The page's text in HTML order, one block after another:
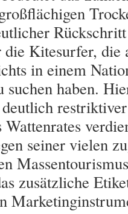
Kitesurfer, die
in einem
suchen haben.
seiner vielen
zusätzliche